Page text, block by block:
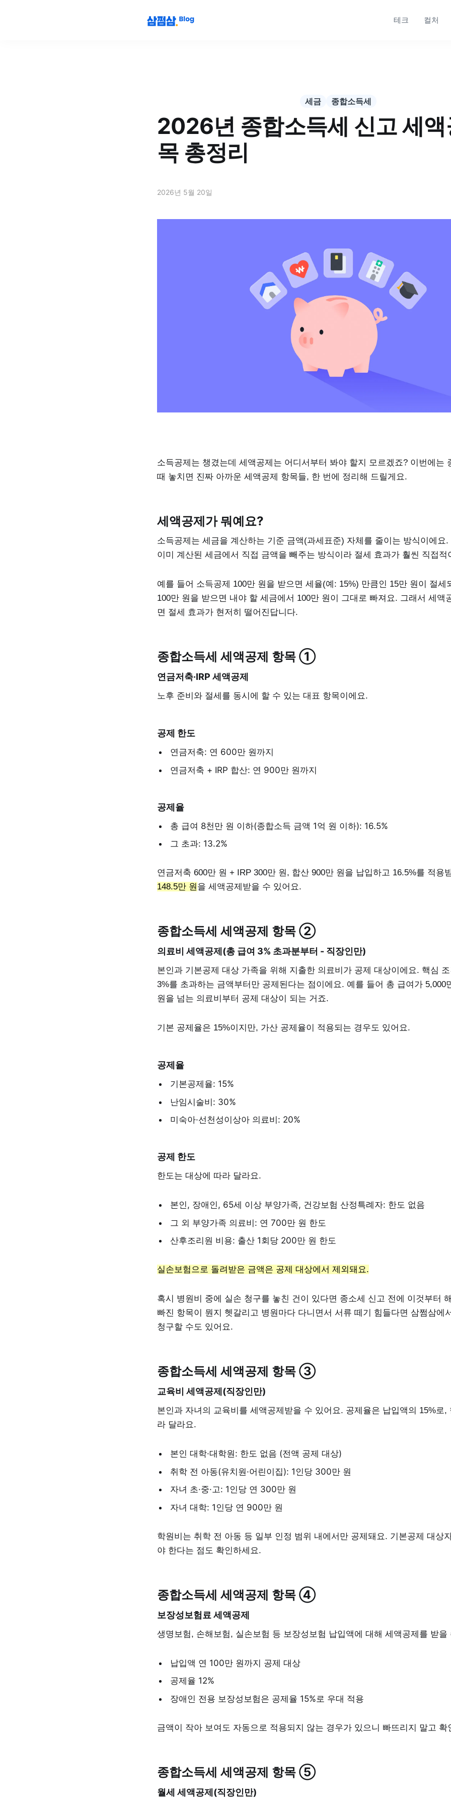
테크 컬처
세금 종합소득세
2026년 종합소득세 신고 세액
목 총정리
2026년 5월 20일
소득공제는 챙겼는데 세액공제는 어디서부터 봐야 할지 모르겠죠? 이번에는
때 놓치면 진짜 아까운 세액공제 항목들, 한 번에 정리해 드릴게요.
세액공제가 뭐예요?
소득공제는 세금을 계산하는 기준 금액(과세표준) 자체를 줄이는 방식이에요
이미 계산된 세금에서 직접 금액을 빼주는 방식이라 절세 효과가 훨씬 직접적
예를 들어 소득공제 100만 원을 받으면 세율(예: 15%) 만큼인 15만 원이 절세
100만 원을 받으면 내야 할 세금에서 100만 원이 그대로 빠져요. 그래서 세액
면 절세 효과가 현저히 떨어진답니다.
종합소득세 세액공제 항목 ①
연금저축·IRP 세액공제
노후 준비와 절세를 동시에 할 수 있는 대표 항목이에요.
공제 한도
연금저축: 연 600만 원까지
연금저축 + IRP 합산: 연 900만 원까지
공제율
총 급여 8천만 원 이하(종합소득 금액 1억 원 이하): 16.5%
그 초과: 13.2%
연금저축 600만 원 + IRP 300만 원, 합산 900만 원을 납입하고 16.5%를 적용
148.5만 원을 세액공제받을 수 있어요.
종합소득세 세액공제 항목 ②
의료비 세액공제(총 급여 3% 초과분부터 - 직장인만)
본인과 기본공제 대상 가족을 위해 지출한 의료비가 공제 대상이에요. 핵심 조
3%를 초과하는 금액부터만 공제된다는 점이에요. 예를 들어 총 급여가 5,000
원을 넘는 의료비부터 공제 대상이 되는 거죠.
기본 공제율은 15%이지만, 가산 공제율이 적용되는 경우도 있어요.
공제율
기본공제율: 15%
난임시술비: 30%
미숙아·선천성이상아 의료비: 20%
공제 한도
한도는 대상에 따라 달라요.
본인, 장애인, 65세 이상 부양가족, 건강보험 산정특례자: 한도 없음
그 외 부양가족 의료비: 연 700만 원 한도
산후조리원 비용: 출산 1회당 200만 원 한도
실손보험으로 돌려받은 금액은 공제 대상에서 제외돼요.
혹시 병원비 중에 실손 청구를 놓친 건이 있다면 종소세 신고 전에 이것부터
빠진 항목이 뭔지 헷갈리고 병원마다 다니면서 서류 떼기 힘들다면 삼쩜삼에
청구할 수도 있어요.
종합소득세 세액공제 항목 ③
교육비 세액공제(직장인만)
본인과 자녀의 교육비를 세액공제받을 수 있어요. 공제율은 납입액의 15%로,
라 달라요.
본인 대학·대학원: 한도 없음 (전액 공제 대상)
취학 전 아동(유치원·어린이집): 1인당 300만 원
자녀 초·중·고: 1인당 연 300만 원
자녀 대학: 1인당 연 900만 원
학원비는 취학 전 아동 등 일부 인정 범위 내에서만 공제돼요. 기본공제 대상
야 한다는 점도 확인하세요.
종합소득세 세액공제 항목 ④
보장성보험료 세액공제
생명보험, 손해보험, 실손보험 등 보장성보험 납입액에 대해 세액공제를 받을
납입액 연 100만 원까지 공제 대상
공제율 12%
장애인 전용 보장성보험은 공제율 15%로 우대 적용
금액이 작아 보여도 자동으로 적용되지 않는 경우가 있으니 빠뜨리지 말고 확
종합소득세 세액공제 항목 ⑤
월세 세액공제(직장인만)